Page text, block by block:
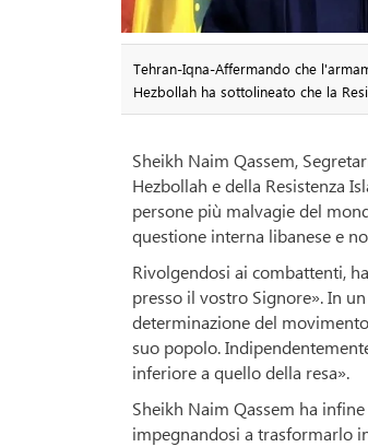
Tehran-Iqna-Affermando che
Hezbollah ha sottolineato che la
Sheikh Naim Qassem,
Hezbollah e della Resistenza
persone più malvagie del
questione interna libanese e
Rivolgendosi ai combattenti,
presso il vostro Signore». In
determinazione del
suo popolo.
inferiore a quello della resa».
Sheikh Naim Qassem ha
impegnandosi a trasformarlo